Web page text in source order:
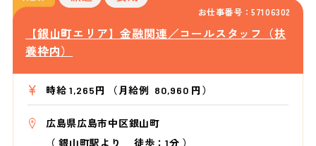
お仕事番号：57106302
【銀山町エリア】金融関連／コールスタッフ（扶
養枠内）
時給 1,265円 （月給例 80,960 円）
広島県広島市中区銀山町
（銀山町駅より 徒歩：1分 ）